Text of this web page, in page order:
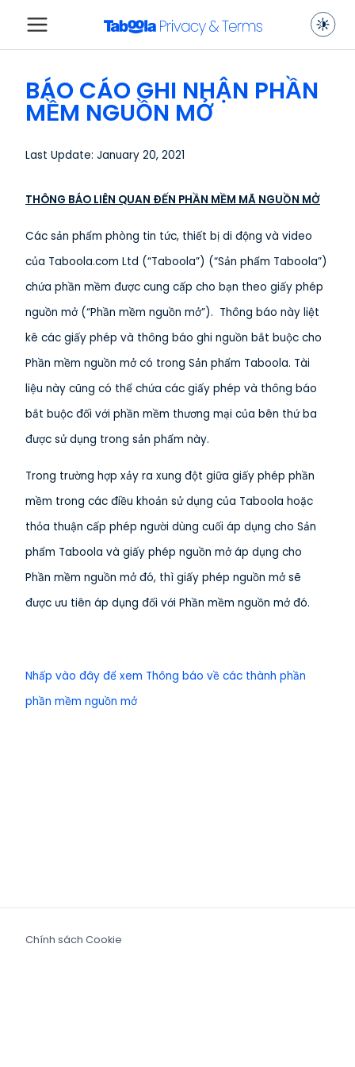
BÁO CÁO GHI NHẬN PHẦN
MỀM NGUỒN MỞ
Last Update: January 20, 2021
THÔNG BÁO LIÊN QUAN ĐẾN PHẦN MỀM MÃ NGUỒN MỞ
Các sản phẩm phòng tin tức, thiết bị di động và video
của Taboola.com Ltd (“Taboola”) (“Sản phẩm Taboola”)
chứa phần mềm được cung cấp cho bạn theo giấy phép
nguồn mở (“Phần mềm nguồn mở”). Thông báo này liệt
kê các giấy phép và thông báo ghi nguồn bắt buộc cho
Phần mềm nguồn mở có trong Sản phẩm Taboola. Tài
liệu này cũng có thể chứa các giấy phép và thông báo
bắt buộc đối với phần mềm thương mại của bên thứ ba
được sử dụng trong sản phẩm này.
Trong trường hợp xảy ra xung đột giữa giấy phép phần
mềm trong các điều khoản sử dụng của Taboola hoặc
thỏa thuận cấp phép người dùng cuối áp dụng cho Sản
phẩm Taboola và giấy phép nguồn mở áp dụng cho
Phần mềm nguồn mở đó, thì giấy phép nguồn mở sẽ
được ưu tiên áp dụng đối với Phần mềm nguồn mở đó.
Nhấp vào đây để xem Thông báo về các thành phần
phần mềm nguồn mở
Chính sách Cookie